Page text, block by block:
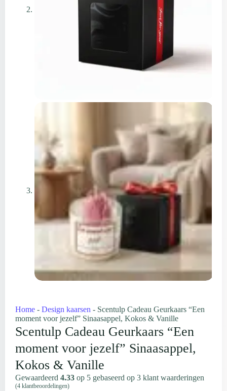
Home - Design kaarsen - Scentulp Cadeau Geurkaars “Een
moment voor jezelf” Sinaasappel, Kokos & Vanille
Scentulp Cadeau Geurkaars “Een
moment voor jezelf” Sinaasappel,
Kokos & Vanille
Gewaardeerd 4.33 op 5 gebaseerd op 3 klant waarderingen
(4 klantbeoordelingen)